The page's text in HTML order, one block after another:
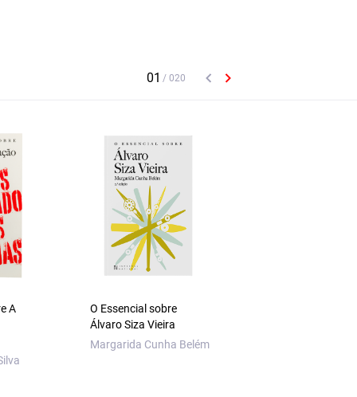
A
O Essencial sobre
Álvaro Siza Vieira
Margarida Cunha Belém